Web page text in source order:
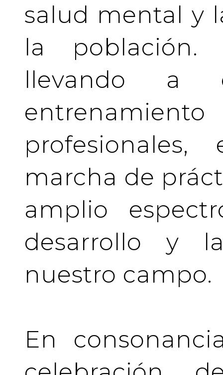
salud mental y
la población.
llevando a
marcha de
amplio
desarrollo y
nuestro campo.
En